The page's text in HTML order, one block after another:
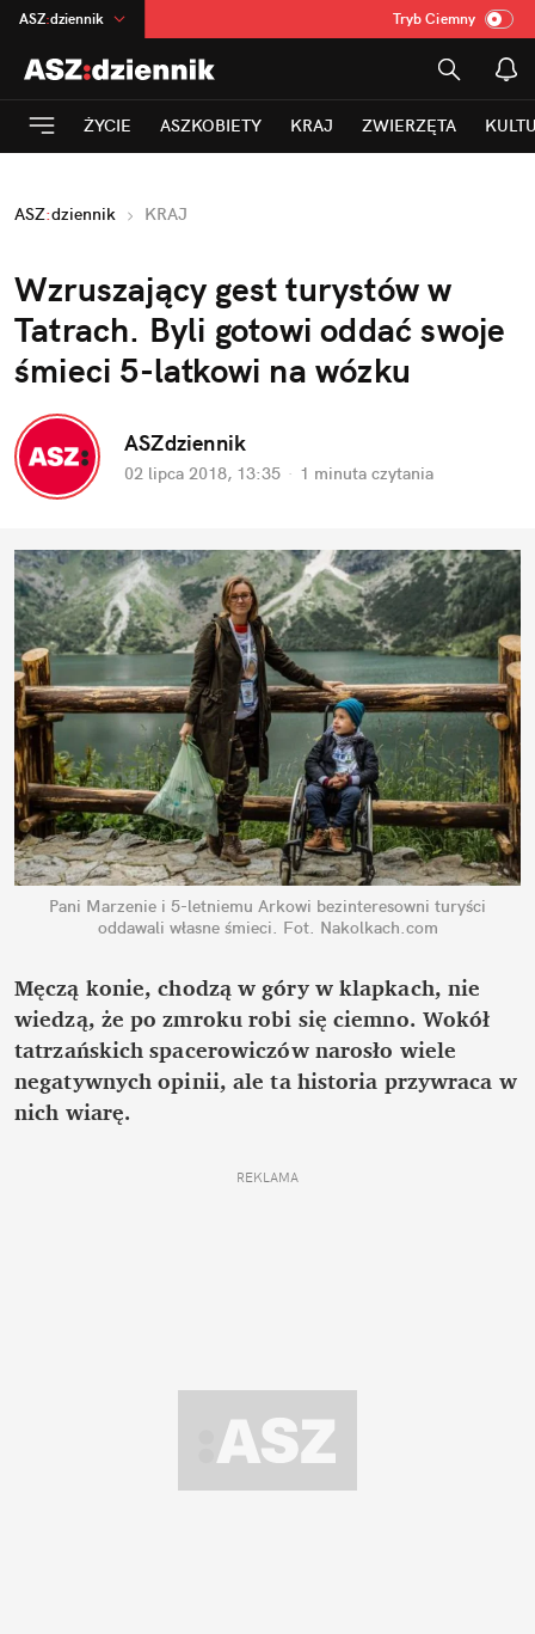
ASZ:dziennik
na:Temat
INN:Poland
mama
Rozrywka
Tryb Ciemny
ŻYCIE ASZKOBIETY KRAJ ZWIERZĘTA
ASZ:dziennik KRAJ
Wzruszający gest turystów w
Tatrach. Byli gotowi oddać swoje
śmieci 5-latkowi na wózku
ASZdziennik
02 lipca 2018, 13:35 · 1 minuta czytania
Pani Marzenie i 5-letniemu Arkowi bezinteresowni turyści
oddawali własne śmieci. Fot. Nakolkach.com
Męczą konie, chodzą w góry w klapkach, nie
wiedzą, że po zmroku robi się ciemno. Wokół
tatrzańskich spacerowiczów narosło wiele
negatywnych opinii, ale ta historia przywraca w
nich wiarę.
REKLAMA